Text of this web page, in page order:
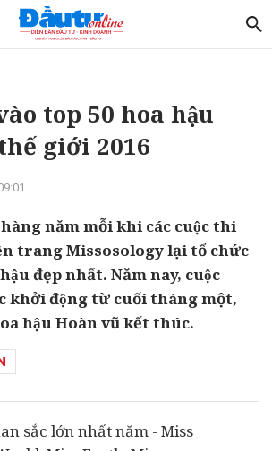
top 50 hoa hậu
giới 2016
năm mỗi khi các cuộc thi
trang Missosology lại tổ chức
đẹp nhất. Năm nay, cuộc
khởi động từ cuối tháng một,
hậu Hoàn vũ kết thúc.
sắc lớn nhất năm - Miss